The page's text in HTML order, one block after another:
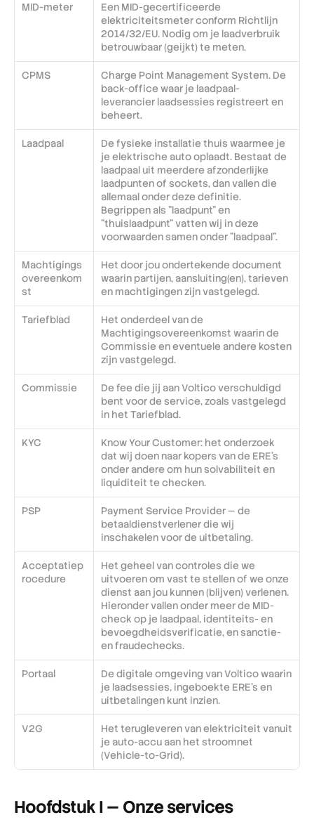
MID-meter
Een MID-gecertificeerde
elektriciteitsmeter conform Richtlijn
2014/32/EU. Nodig om je laadverbruik
betrouwbaar (geijkt) te meten.
CPMS
Charge Point Management System. De
back-office waar je laadpaal-
leverancier laadsessies registreert en
beheert.
Laadpaal
De fysieke installatie thuis waarmee je
je elektrische auto oplaadt. Bestaat de
laadpaal uit meerdere afzonderlijke
laadpunten of sockets, dan vallen die
allemaal onder deze definitie.
Begrippen als "laadpunt" en
"thuislaadpunt" vatten wij in deze
voorwaarden samen onder "laadpaal".
Machtigings
overeenkom
st
Het door jou ondertekende document
waarin partijen, aansluiting(en), tarieven
en machtigingen zijn vastgelegd.
Tariefblad
Het onderdeel van de
Machtigingsovereenkomst waarin de
Commissie en eventuele andere kosten
zijn vastgelegd.
Commissie
De fee die jij aan Voltico verschuldigd
bent voor de service, zoals vastgelegd
in het Tariefblad.
KYC
Know Your Customer: het onderzoek
dat wij doen naar kopers van de ERE’s
onder andere om hun solvabiliteit en
liquiditeit te checken.
PSP
Payment Service Provider — de
betaaldienstverlener die wij
inschakelen voor de uitbetaling.
Acceptatiep
rocedure
Het geheel van controles die we
uitvoeren om vast te stellen of we onze
dienst aan jou kunnen (blijven) verlenen.
Hieronder vallen onder meer de MID-
check op je laadpaal, identiteits- en
bevoegdheidsverificatie, en sanctie-
en fraudechecks.
Portaal
De digitale omgeving van Voltico waarin
je laadsessies, ingeboekte ERE's en
uitbetalingen kunt inzien.
V2G
Het terugleveren van elektriciteit vanuit
je auto-accu aan het stroomnet
(Vehicle-to-Grid).
Hoofdstuk I — Onze services